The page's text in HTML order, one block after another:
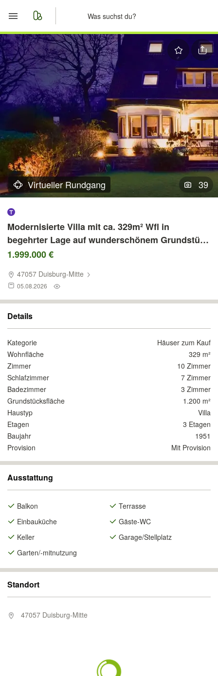
Start
Merkliste
Nachrichten
Anzeige aufgeben
39
Virtueller Rundgang
Modernisierte Villa mit ca. 329m² Wfl in
begehrter Lage auf wunderschönem Grundstück
direkt am Zoo
1.999.000 €
47057 Duisburg-Mitte
05.08.2026
Details
Kategorie
Häuser zum Kauf
Wohnfläche
329 m²
Zimmer
10 Zimmer
Schlafzimmer
7 Zimmer
Badezimmer
3 Zimmer
Grundstücksfläche
1.200 m²
Haustyp
Villa
Etagen
3 Etagen
Baujahr
1951
Provision
Mit Provision
Ausstattung
Balkon
Terrasse
Einbauküche
Gäste-WC
Keller
Garage/Stellplatz
Garten/-mitnutzung
Standort
47057 Duisburg-Mitte